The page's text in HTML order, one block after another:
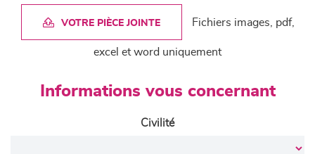
VOTRE PIÈCE JOINTE Fichiers images, pdf,
excel et word uniquement
Informations vous concernant
Civilité